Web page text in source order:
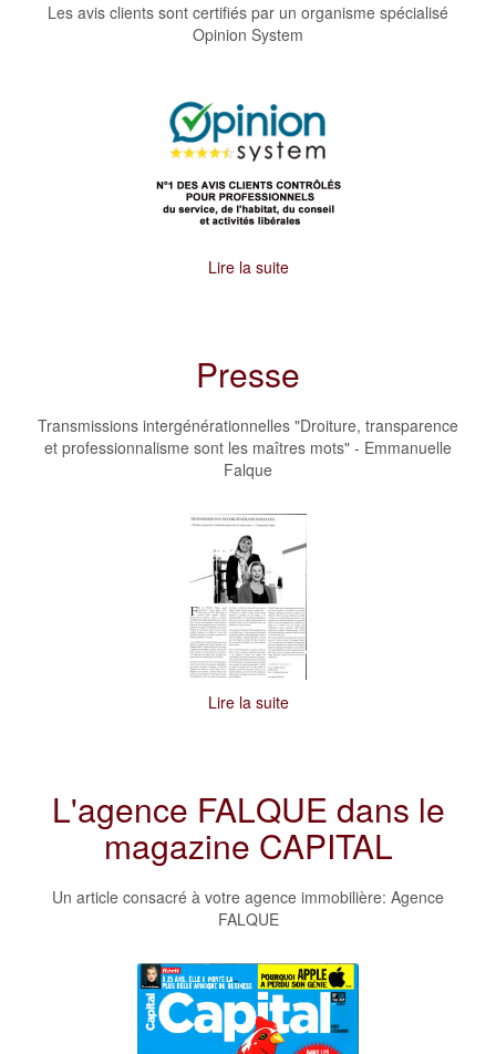
Les avis clients sont certifiés par un organisme spécialisé
Opinion System
Lire la suite
Presse
Transmissions intergénérationnelles "Droiture, transparence
et professionnalisme sont les maîtres mots" - Emmanuelle
Falque
Lire la suite
L'agence FALQUE dans le
magazine CAPITAL
Un article consacré à votre agence immobilière: Agence
FALQUE